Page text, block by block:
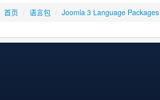
首页 / 语言包 / Joomla 3 Language Packages